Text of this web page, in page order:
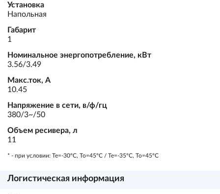
Установка
Напольная
Габарит
1
Номинальное энергопотребление, кВт
3.56/3.49
Макс.ток, А
10.45
Напряжение в сети, в/ф/гц
380/3~/50
Объем ресивера, л
11
* - при условии: Te=-30ºC, To=45ºC / Te=-35ºC, To=45ºC
Логистическая информация